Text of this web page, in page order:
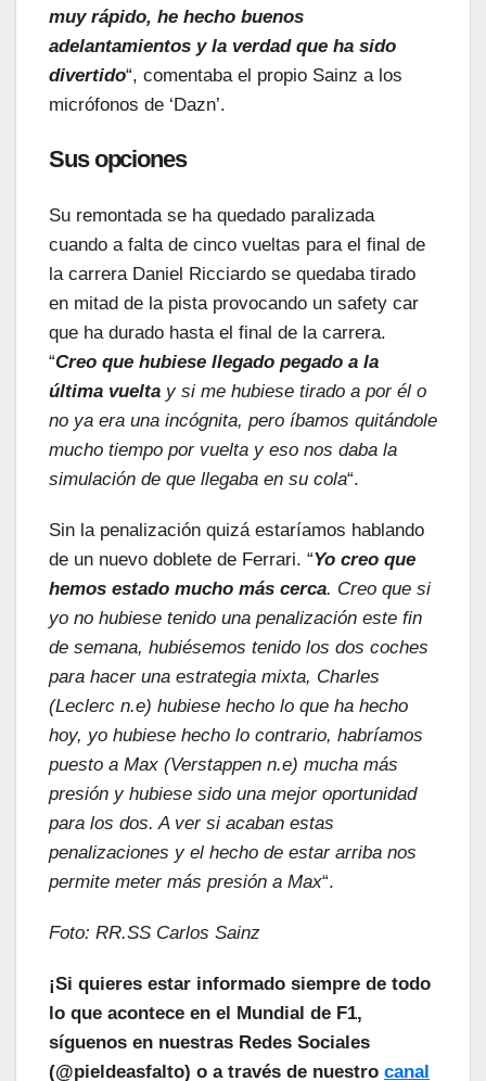
muy rápido, he hecho buenos
adelantamientos y la verdad que ha sido
divertido“, comentaba el propio Sainz a los
micrófonos de ‘Dazn’.
Sus opciones
Su remontada se ha quedado paralizada
cuando a falta de cinco vueltas para el final de
la carrera Daniel Ricciardo se quedaba tirado
en mitad de la pista provocando un safety car
que ha durado hasta el final de la carrera.
“Creo que hubiese llegado pegado a la
última vuelta y si me hubiese tirado a por él o
no ya era una incógnita, pero íbamos quitándole
mucho tiempo por vuelta y eso nos daba la
simulación de que llegaba en su cola“.
Sin la penalización quizá estaríamos hablando
de un nuevo doblete de Ferrari. “Yo creo que
hemos estado mucho más cerca. Creo que si
yo no hubiese tenido una penalización este fin
de semana, hubiésemos tenido los dos coches
para hacer una estrategia mixta, Charles
(Leclerc n.e) hubiese hecho lo que ha hecho
hoy, yo hubiese hecho lo contrario, habríamos
puesto a Max (Verstappen n.e) mucha más
presión y hubiese sido una mejor oportunidad
para los dos. A ver si acaban estas
penalizaciones y el hecho de estar arriba nos
permite meter más presión a Max“.
Foto: RR.SS Carlos Sainz
¡Si quieres estar informado siempre de todo
lo que acontece en el Mundial de F1,
síguenos en nuestras Redes Sociales
(@pieldeasfalto) o a través de nuestro canal